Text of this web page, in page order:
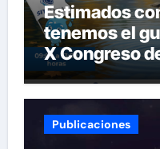
Estimados
tenemos el
X Congreso
Tecnología
gustan
la liga para
Publicaciones